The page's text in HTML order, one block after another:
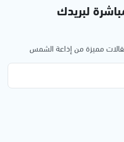
لبريدك
مميزة من إذاعة الشمس